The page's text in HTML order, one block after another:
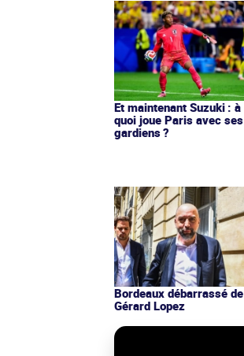
Et maintenant Suzuki : à
quoi joue Paris avec ses
gardiens ?
Bordeaux débarrassé de
Gérard Lopez